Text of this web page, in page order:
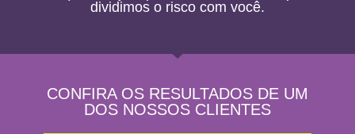
dividimos o risco com você.
CONFIRA OS RESULTADOS DE UM
DOS NOSSOS CLIENTES